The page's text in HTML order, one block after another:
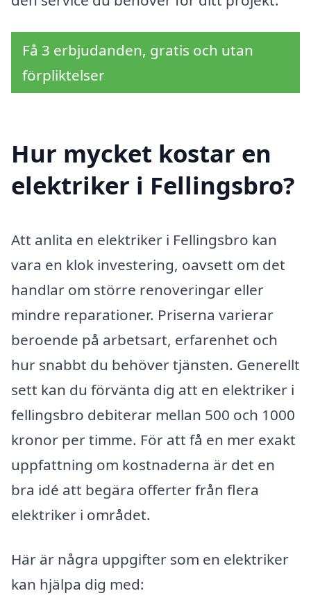
Få 3 erbjudanden, gratis och utan
förpliktelser
Hur mycket kostar en
elektriker i Fellingsbro?
Att anlita en elektriker i Fellingsbro kan
vara en klok investering, oavsett om det
handlar om större renoveringar eller
mindre reparationer. Priserna varierar
beroende på arbetsart, erfarenhet och
hur snabbt du behöver tjänsten. Generellt
sett kan du förvänta dig att en elektriker i
fellingsbro debiterar mellan 500 och 1000
kronor per timme. För att få en mer exakt
uppfattning om kostnaderna är det en
bra idé att begära offerter från flera
elektriker i området.
Här är några uppgifter som en elektriker
kan hjälpa dig med: